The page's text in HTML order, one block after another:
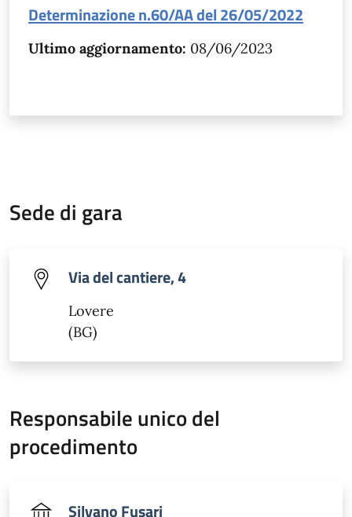
Determinazione n.60/AA del 26/05/2022
Ultimo aggiornamento: 08/06/2023
Sede di gara
Via del cantiere, 4
Lovere
(BG)
Responsabile unico del
procedimento
Silvano Fusari